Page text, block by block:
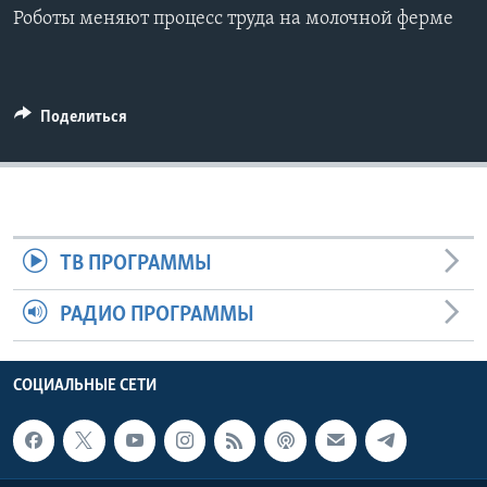
Роботы меняют процесс труда на молочной ферме
Поделиться
ТВ ПРОГРАММЫ
РАДИО ПРОГРАММЫ
СОЦИАЛЬНЫЕ СЕТИ